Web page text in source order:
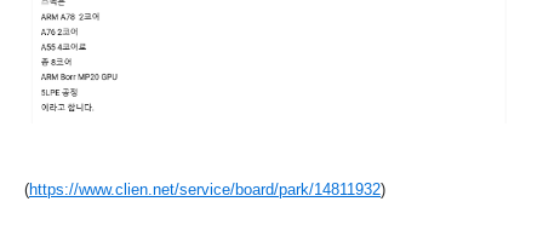
(https://www.clien.net/service/board/park/14811932)